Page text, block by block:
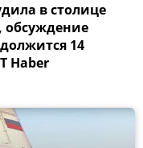
в столице
обсуждение
14
Haber